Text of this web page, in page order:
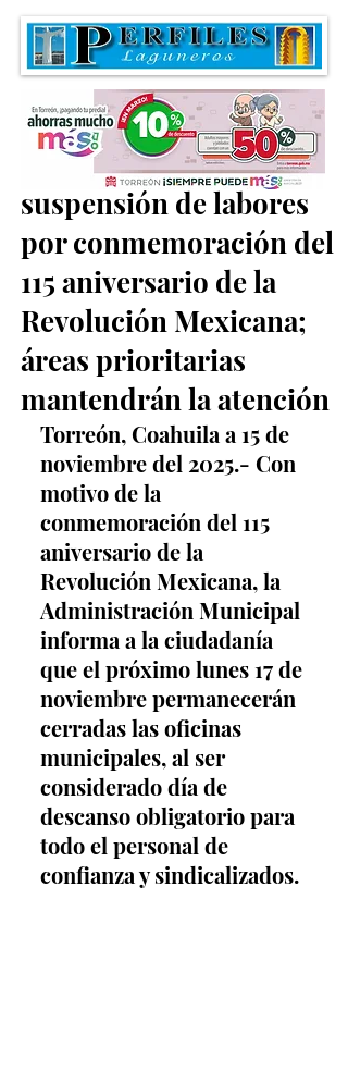
Informan sobre
suspensión de labores
por conmemoración del
115 aniversario de la
Revolución Mexicana;
áreas prioritarias
mantendrán la atención
Torreón, Coahuila a 15 de
noviembre del 2025.- Con
motivo de la
conmemoración del 115
aniversario de la
Revolución Mexicana, la
Administración Municipal
informa a la ciudadanía
que el próximo lunes 17 de
noviembre permanecerán
cerradas las oficinas
municipales, al ser
considerado día de
descanso obligatorio para
todo el personal de
confianza y sindicalizados.